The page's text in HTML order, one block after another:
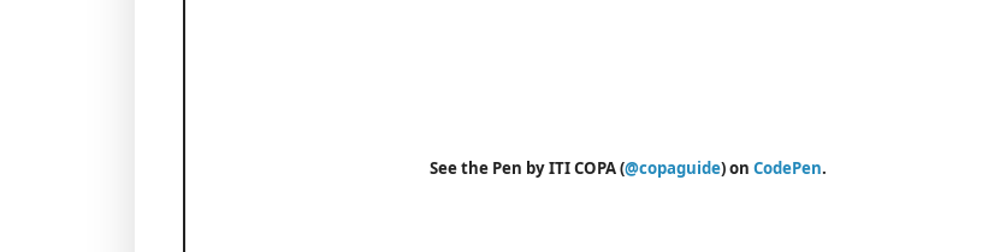
See the Pen by ITI COPA (@copaguide) on CodePen.